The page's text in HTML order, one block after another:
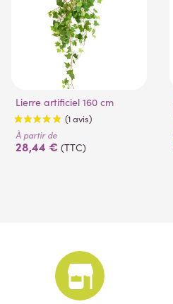
Lierre artificiel 160 cm
(1 avis)
À partir de
28,44 € (TTC)